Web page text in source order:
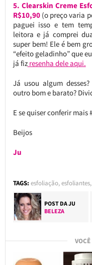
5. Clearskin Creme
R$10,90(o preço varia
paguei isso e tem
leitora e já comprei
super bem! Ele é bem
“efeito geladinho” que
já fizresenha dele aqui.
Já usou algum
outro bom e barato?
E se quiser conferir mais
Beijos
Ju
TAGS: esfoliação,esfoliantes,
POST DAJU
BELEZA